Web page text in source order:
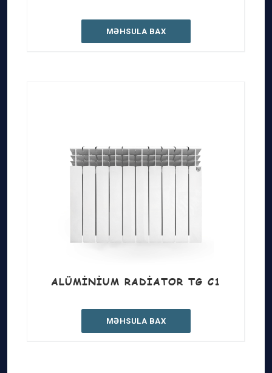
MƏHSULA BAX
ALÜMINIUM RADIATOR TG C1
MƏHSULA BAX